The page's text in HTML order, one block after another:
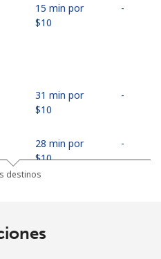
15 min por
⁦$10⁩
-
31 min por
⁦$10⁩
-
28 min por
⁦$10⁩
-
30 min por
destinos